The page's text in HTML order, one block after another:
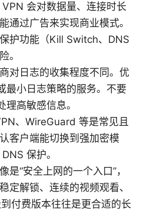
会对数据量、连接时长
通过广告来实现商业模式。
护功能（Kill Switch、DNS
。
对日志的收集程度不同。优
最小日志策略的服务。不要
高敏感信息。
、WireGuard 等是常见且
客户端能切换到强加密模
保护。
是“安全上网的一个入口”，
定解锁、连续的视频观看、
付费版本往往是更合适的长